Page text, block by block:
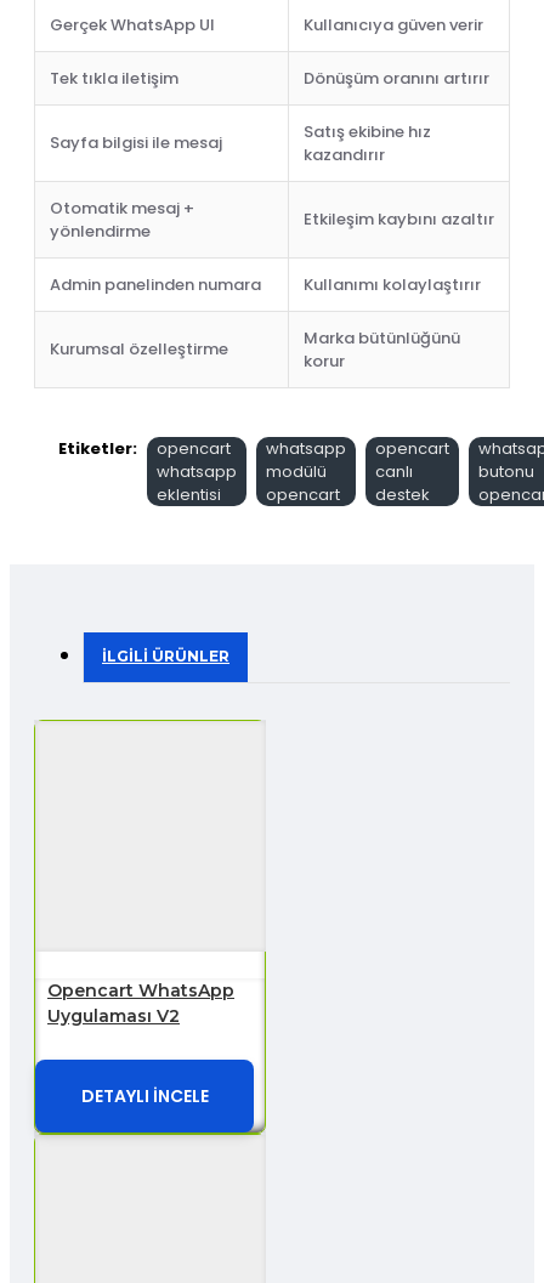
Gerçek WhatsApp UI Kullanıcıya güven verir
Tek tıkla iletişim Dönüşüm oranını artırır
Sayfa bilgisi ile mesaj
Satış ekibine hız
kazandırır
Otomatik mesaj +
yönlendirme
Etkileşim kaybını azaltır
Admin panelinden numara Kullanımı kolaylaştırır
Kurumsal özelleştirme
Marka bütünlüğünü
korur
Etiketler:
opencart
whatsapp
eklentisi
whatsapp
modülü
opencart
opencart
canlı
destek
butonu
İLGILI ÜRÜNLER
Opencart WhatsApp
Uygulaması V2
DETAYLI İNCELE